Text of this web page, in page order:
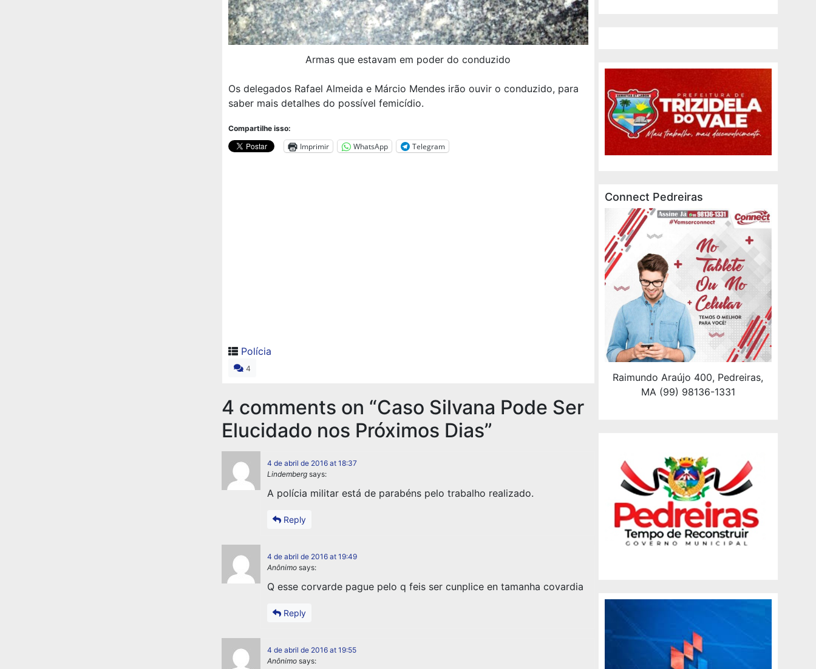
Armas que estavam em poder do conduzido
Os delegados Rafael Almeida e Márcio Mendes irão ouvir o conduzido, para
saber mais detalhes do possível femicídio.
Compartilhe isso:
Imprimir WhatsApp Telegram
Polícia
4
4 comments on “Caso Silvana Pode Ser
Elucidado nos Próximos Dias”
4 de abril de 2016 at 18:37
Lindemberg says:
A polícia militar está de parabéns pelo trabalho realizado.
Reply
4 de abril de 2016 at 19:49
Anônimo says:
Q esse corvarde pague pelo q feis ser cunplice en tamanha covardia
Reply
4 de abril de 2016 at 19:55
Anônimo says:
Connect Pedreiras
Raimundo Araújo 400, Pedreiras,
MA (99) 98136-1331